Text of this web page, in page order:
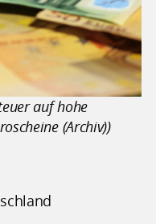
auf hohe
(Archiv))